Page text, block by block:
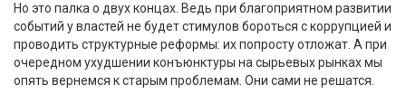
Но это палка о двух концах. Ведь при благоприятном развитии
событий у властей не будет стимулов бороться с коррупцией и
проводить структурные реформы: их попросту отложат. А при
очередном ухудшении конъюнктуры на сырьевых рынках мы
опять вернемся к старым проблемам. Они сами не решатся.